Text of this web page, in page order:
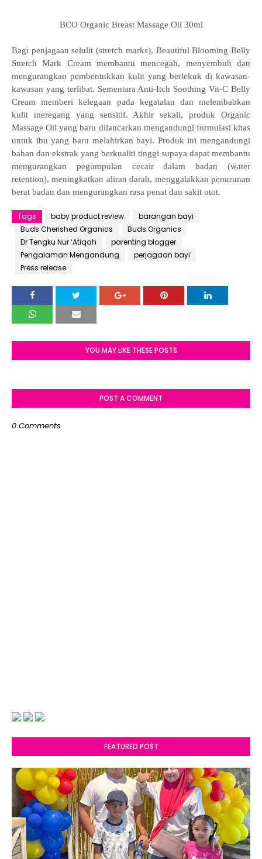
BCO Organic Breast Massage Oil 30ml
Bagi penjagaan selulit (stretch marks), Beautiful Blooming Belly
Stretch Mark Cream membantu mencegah, menyembuh dan
mengurangkan pembentukkan kulit yang berlekuk di kawasan-
kawasan yang terlibat. Sementara Anti-Itch Soothing Vit-C Belly
Cream memberi kelegaan pada kegatalan dan melembabkan
kulit meregang yang sensitif. Akhir sekali, produk Organic
Massage Oil yang baru dilancarkan mengandungi formulasi khas
untuk ibu yang baru melahirkan bayi. Produk ini mengandungi
bahan dan ekstrak yang berkualiti tinggi supaya dapat membantu
mengurangkan pegumpulan cecair dalam badan (water
retention), meningkatkan aliran darah, menggalakkan penurunan
berat badan dan mengurangkan rasa penat dan sakit otot.
Tags baby product review
barangan bayi
Buds Cherished Organics
Buds Organics
Dr Tengku Nur ‘Atiqah
parenting blogger
Pengalaman Mengandung
perjagaan bayi
Press release
YOU MAY LIKE THESE POSTS
POST A COMMENT
0 Comments
FEATURED POST